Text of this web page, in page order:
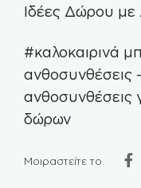
Ιδέες Δώρου με
#καλοκαιρινά
ανθοσυνθέσεις -
ανθοσυνθέσεις
δώρων
Μοιραστείτε το